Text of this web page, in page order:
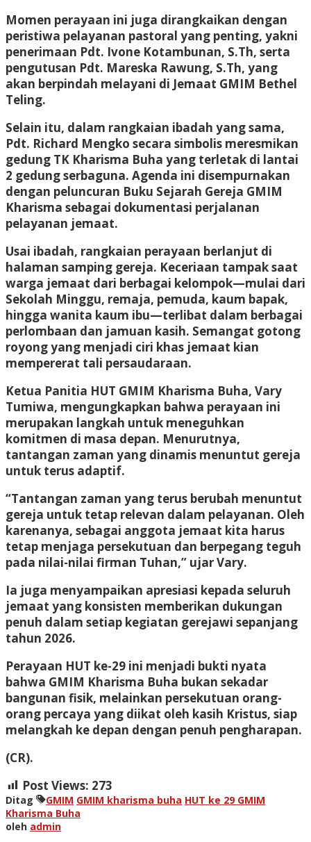
Momen perayaan ini juga dirangkaikan dengan
peristiwa pelayanan pastoral yang penting, yakni
penerimaan Pdt. Ivone Kotambunan, S.Th, serta
pengutusan Pdt. Mareska Rawung, S.Th, yang
akan berpindah melayani di Jemaat GMIM Bethel
Teling.
Selain itu, dalam rangkaian ibadah yang sama,
Pdt. Richard Mengko secara simbolis meresmikan
gedung TK Kharisma Buha yang terletak di lantai
2 gedung serbaguna. Agenda ini disempurnakan
dengan peluncuran Buku Sejarah Gereja GMIM
Kharisma sebagai dokumentasi perjalanan
pelayanan jemaat.
Usai ibadah, rangkaian perayaan berlanjut di
halaman samping gereja. Keceriaan tampak saat
warga jemaat dari berbagai kelompok—mulai dari
Sekolah Minggu, remaja, pemuda, kaum bapak,
hingga wanita kaum ibu—terlibat dalam berbagai
perlombaan dan jamuan kasih. Semangat gotong
royong yang menjadi ciri khas jemaat kian
mempererat tali persaudaraan.
Ketua Panitia HUT GMIM Kharisma Buha, Vary
Tumiwa, mengungkapkan bahwa perayaan ini
merupakan langkah untuk meneguhkan
komitmen di masa depan. Menurutnya,
tantangan zaman yang dinamis menuntut gereja
untuk terus adaptif.
“Tantangan zaman yang terus berubah menuntut
gereja untuk tetap relevan dalam pelayanan. Oleh
karenanya, sebagai anggota jemaat kita harus
tetap menjaga persekutuan dan berpegang teguh
pada nilai-nilai firman Tuhan,” ujar Vary.
Ia juga menyampaikan apresiasi kepada seluruh
jemaat yang konsisten memberikan dukungan
penuh dalam setiap kegiatan gerejawi sepanjang
tahun 2026.
Perayaan HUT ke-29 ini menjadi bukti nyata
bahwa GMIM Kharisma Buha bukan sekadar
bangunan fisik, melainkan persekutuan orang-
orang percaya yang diikat oleh kasih Kristus, siap
melangkah ke depan dengan penuh pengharapan.
(CR).
Post Views: 273
Ditag GMIM GMIM kharisma buha HUT ke 29 GMIM
Kharisma Buha
oleh admin